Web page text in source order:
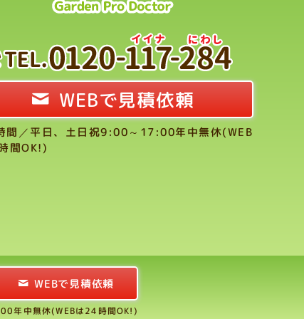
WEBで見積依頼
間／平日、土日祝9:00～17:00年中無休(WEB
間OK!)
WEBで見積依頼
年中無休(WEBは24時間OK!)